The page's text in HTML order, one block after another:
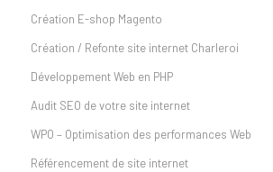
Création E-shop Magento
Création / Refonte site internet Charleroi
Développement Web en PHP
Audit SEO de votre site internet
WPO – Optimisation des performances Web
Référencement de site internet